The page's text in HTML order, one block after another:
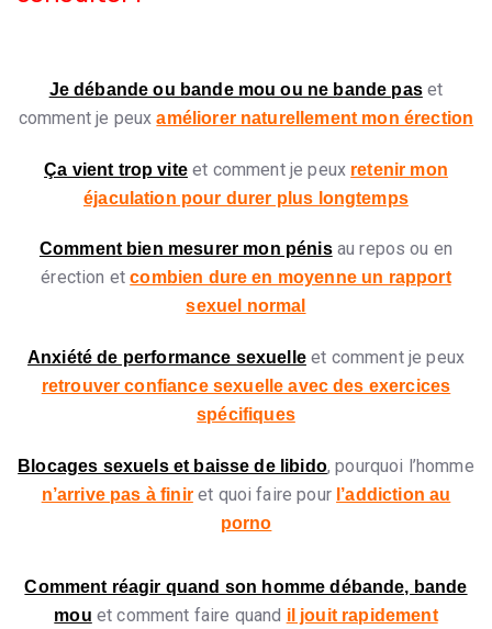
Je débande ou bande mou ou ne bande paset
comment je peuxaméliorer naturellement mon érection
Ça vient trop viteet comment je peux retenir mon
éjaculation pour durer plus longtemps
Comment bien mesurer mon pénisau repos ou en
érection etcombien dure en moyenne un rapport
sexuel normal
Anxiété de performance sexuelleet comment je peux
retrouver confiance sexuelle avec des exercices
spécifiques
Blocages sexuels et baisse de libido, pourquoi l’homme
n’arrive pas à finiret quoi faire pour l’addiction au
porno
Comment réagir quand son homme débande, bande
mou et comment faire quand il jouit rapidement